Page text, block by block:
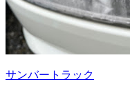
サンバートラック